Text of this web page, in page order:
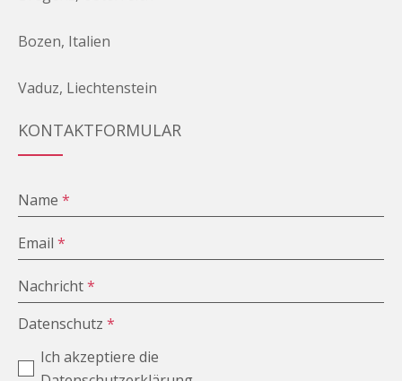
Bozen, Italien
Vaduz, Liechtenstein
KONTAKTFORMULAR
Name*
Email*
Nachricht*
Datenschutz*
Ich akzeptiere die